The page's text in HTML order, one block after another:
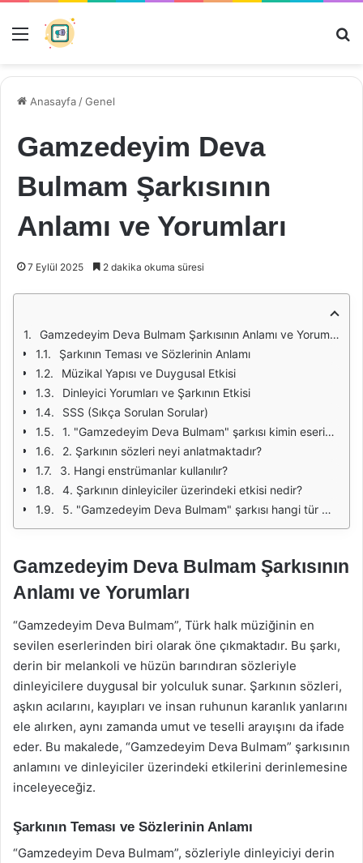
Menü
Anasayfa /Genel
Gamzedeyim Deva
Bulmam Şarkısının
Anlamı ve Yorumları
7 Eylül 2025 2 dakika okuma süresi
Gamzedeyim Deva Bulmam Şarkısının Anlamı ve Yorumları
Şarkının Teması ve Sözlerinin Anlamı
Müzikal Yapısı ve Duygusal Etkisi
Dinleyici Yorumları ve Şarkının Etkisi
SSS (Sıkça Sorulan Sorular)
1. "Gamzedeyim Deva Bulmam" şarkısı kimin eseridir?
2. Şarkının sözleri neyi anlatmaktadır?
3. Hangi enstrümanlar kullanılır?
4. Şarkının dinleyiciler üzerindeki etkisi nedir?
5. "Gamzedeyim Deva Bulmam" şarkısı hangi tür müzikte yer alır?
Gamzedeyim Deva Bulmam Şarkısının
Anlamı ve Yorumları
“Gamzedeyim Deva Bulmam”, Türk halk müziğinin en
sevilen eserlerinden biri olarak öne çıkmaktadır. Bu şarkı,
derin bir melankoli ve hüzün barındıran sözleriyle
dinleyicilere duygusal bir yolculuk sunar. Şarkının sözleri,
aşkın acılarını, kayıpları ve insan ruhunun karanlık yanlarını
ele alırken, aynı zamanda umut ve teselli arayışını da ifade
eder. Bu makalede, “Gamzedeyim Deva Bulmam” şarkısının
anlamını ve dinleyiciler üzerindeki etkilerini derinlemesine
inceleyeceğiz.
Şarkının Teması ve Sözlerinin Anlamı
“Gamzedeyim Deva Bulmam”, sözleriyle dinleyiciyi derin